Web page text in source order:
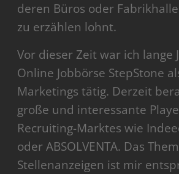
deren Büros oder
zu erzählen lohnt.
Vor dieser Zeit war ich lange
Online Jobbörse StepStone
Marketings tätig. Derzeit
große und interessante
Recruiting-Marktes wie
oder ABSOLVENTA. Das
Stellenanzeigen ist mir